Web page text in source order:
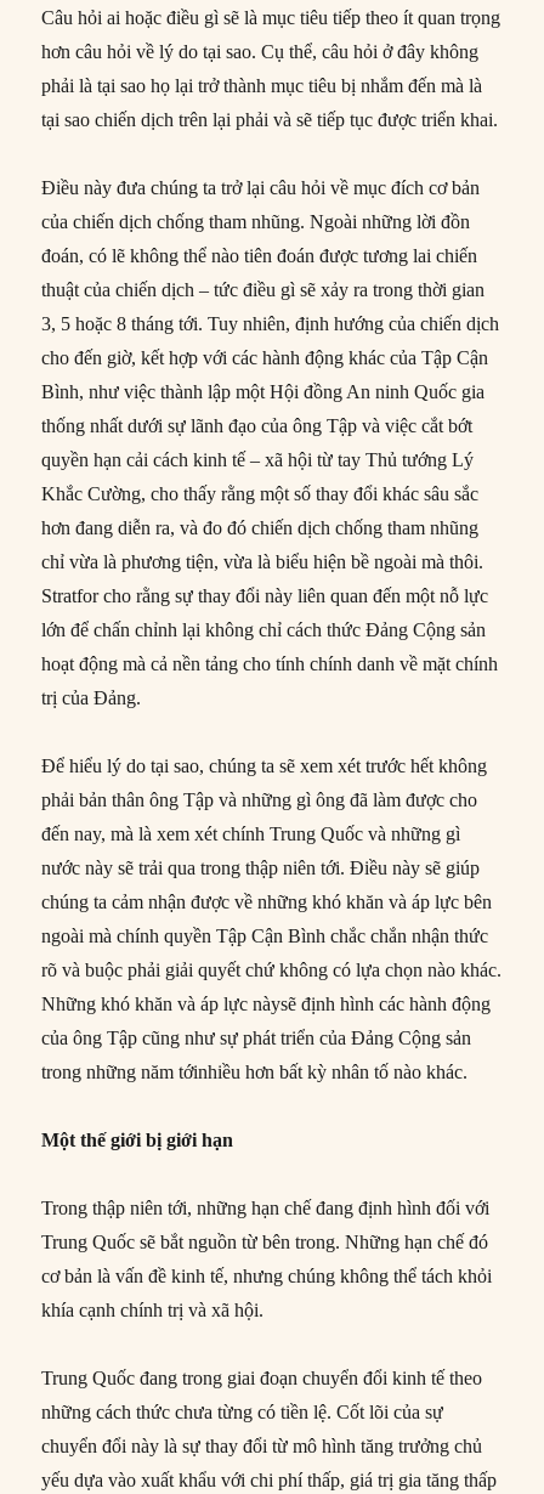
Câu hỏi ai hoặc điều gì sẽ là mục tiêu tiếp theo ít quan trọng
hơn câu hỏi về lý do tại sao. Cụ thể, câu hỏi ở đây không
phải là tại sao họ lại trở thành mục tiêu bị nhắm đến mà là
tại sao chiến dịch trên lại phải và sẽ tiếp tục được triển khai.
Điều này đưa chúng ta trở lại câu hỏi về mục đích cơ bản
của chiến dịch chống tham nhũng. Ngoài những lời đồn
đoán, có lẽ không thể nào tiên đoán được tương lai chiến
thuật của chiến dịch – tức điều gì sẽ xảy ra trong thời gian
3, 5 hoặc 8 tháng tới. Tuy nhiên, định hướng của chiến dịch
cho đến giờ, kết hợp với các hành động khác của Tập Cận
Bình, như việc thành lập một Hội đồng An ninh Quốc gia
thống nhất dưới sự lãnh đạo của ông Tập và việc cắt bớt
quyền hạn cải cách kinh tế – xã hội từ tay Thủ tướng Lý
Khắc Cường, cho thấy rằng một số thay đổi khác sâu sắc
hơn đang diễn ra, và đo đó chiến dịch chống tham nhũng
chỉ vừa là phương tiện, vừa là biểu hiện bề ngoài mà thôi.
Stratfor cho rằng sự thay đổi này liên quan đến một nỗ lực
lớn để chấn chỉnh lại không chỉ cách thức Đảng Cộng sản
hoạt động mà cả nền tảng cho tính chính danh về mặt chính
trị của Đảng.
Để hiểu lý do tại sao, chúng ta sẽ xem xét trước hết không
phải bản thân ông Tập và những gì ông đã làm được cho
đến nay, mà là xem xét chính Trung Quốc và những gì
nước này sẽ trải qua trong thập niên tới. Điều này sẽ giúp
chúng ta cảm nhận được về những khó khăn và áp lực bên
ngoài mà chính quyền Tập Cận Bình chắc chắn nhận thức
rõ và buộc phải giải quyết chứ không có lựa chọn nào khác.
Những khó khăn và áp lực nàysẽ định hình các hành động
của ông Tập cũng như sự phát triển của Đảng Cộng sản
trong những năm tớinhiều hơn bất kỳ nhân tố nào khác.
Một thế giới bị giới hạn
Trong thập niên tới, những hạn chế đang định hình đối với
Trung Quốc sẽ bắt nguồn từ bên trong. Những hạn chế đó
cơ bản là vấn đề kinh tế, nhưng chúng không thể tách khỏi
khía cạnh chính trị và xã hội.
Trung Quốc đang trong giai đoạn chuyển đổi kinh tế theo
những cách thức chưa từng có tiền lệ. Cốt lõi của sự
chuyển đổi này là sự thay đổi từ mô hình tăng trưởng chủ
yếu dựa vào xuất khẩu với chi phí thấp, giá trị gia tăng thấp